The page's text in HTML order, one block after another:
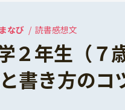
1歳
なび 読書感想文
学２年生（
書き方のコ